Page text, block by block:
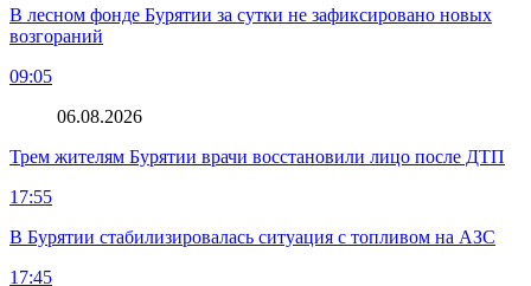
В лесном фонде Бурятии за сутки не зафиксировано новых
возгораний
09:05
06.08.2026
Трем жителям Бурятии врачи восстановили лицо после ДТП
17:55
В Бурятии стабилизировалась ситуация с топливом на АЗС
17:45